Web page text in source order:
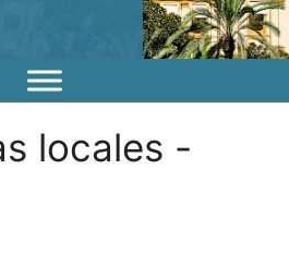
locales -